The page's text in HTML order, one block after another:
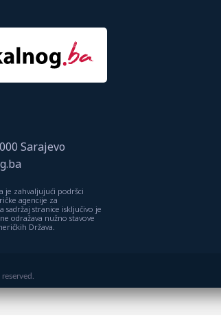
Sarajevo
je zahvaljujući podršci
agencije za
sadržaj stranice isključivo je
odražava nužno stavove
Država.